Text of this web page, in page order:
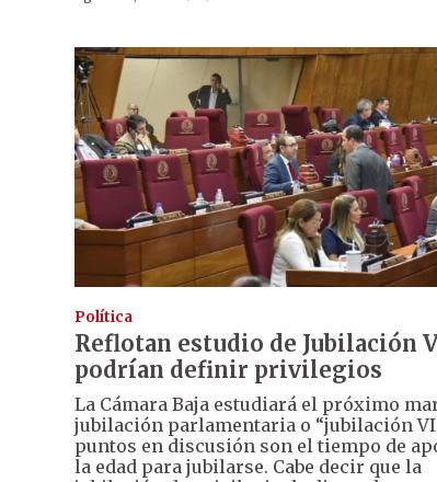
Política
Reflotan estudio de Jubilación
podrían definir privilegios
La Cámara Baja estudiará el próximo
jubilación parlamentaria o “jubilación
puntos en discusión son el tiempo de
la edad para jubilarse. Cabe decir que la